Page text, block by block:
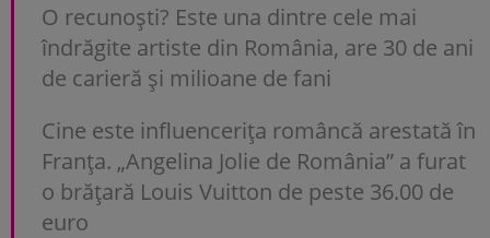
O recunoști? Este una dintre cele mai
îndrăgite artiste din România, are 30 de ani
de carieră și milioane de fani
Cine este influencerița româncă arestată în
Franța. „Angelina Jolie de România” a furat
o brățară Louis Vuitton de peste 36.00 de
euro